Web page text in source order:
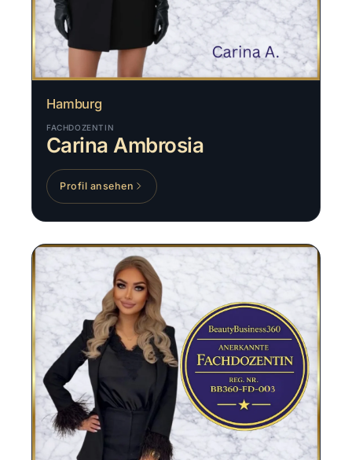
Hamburg
FACHDOZENTIN
Carina Ambrosia
Profil ansehen